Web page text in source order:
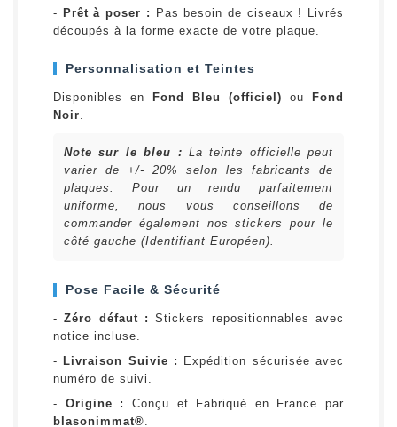
- Prêt à poser :
Pas besoin de ciseaux ! Livrés
découpés à la forme exacte de votre plaque.
Personnalisation et Teintes
Disponibles en Fond Bleu (officiel) ou
Fond
Noir.
Note sur le bleu : La teinte officielle peut
varier de +/- 20% selon les fabricants de
plaques. Pour un rendu parfaitement
uniforme, nous vous conseillons de
commander également nos stickers pour le
côté gauche (Identifiant Européen).
Pose Facile & Sécurité
-Zéro défaut : Stickers repositionnables avec
notice incluse.
- Livraison Suivie :
Expédition sécurisée avec
numéro de suivi.
- Origine :
Conçu et Fabriqué en France par
blasonimmat®.